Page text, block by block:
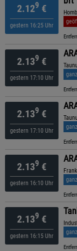
2.129 €
gestern 16:25 Uhr
2.139 €
gestern 17:10 Uhr
2.139 €
gestern 17:10 Uhr
2.139 €
gestern 16:10 Uhr
2.139 €
gestern 16:15 Uhr